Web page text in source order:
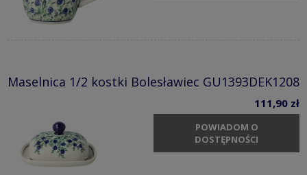
Maselnica 1/2 kostki Bolesławiec GU1393DEK1208
111,90 zł
POWIADOM O
DOSTĘPNOŚCI